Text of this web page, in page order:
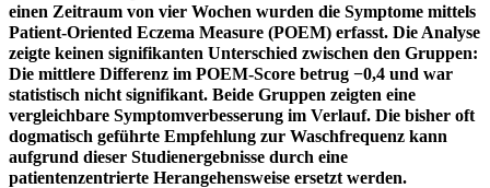
einen Zeitraum von vier Wochen wurden die Symptome mittels
Patient-Oriented Eczema Measure (POEM) erfasst. Die Analyse
zeigte keinen signifikanten Unterschied zwischen den Gruppen:
Die mittlere Differenz im POEM-Score betrug −0,4 und war
statistisch nicht signifikant. Beide Gruppen zeigten eine
vergleichbare Symptomverbesserung im Verlauf. Die bisher oft
dogmatisch geführte Empfehlung zur Waschfrequenz kann
aufgrund dieser Studienergebnisse durch eine
patientenzentrierte Herangehensweise ersetzt werden.